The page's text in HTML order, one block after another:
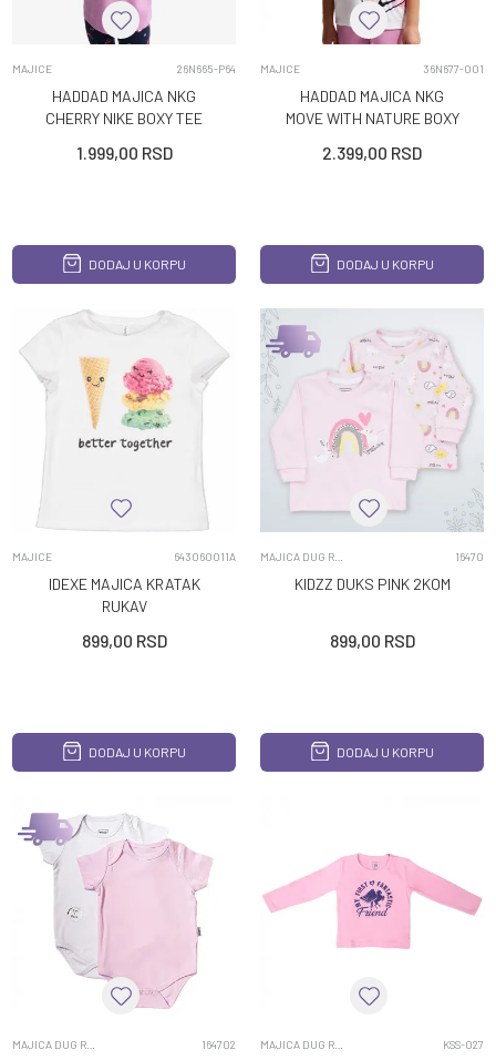
MAJICE 26N665-P64
HADDAD MAJICA NKG
CHERRY NIKE BOXY TEE
1.999,00 RSD
DODAJ U KORPU
MAJICE 36N677-001
HADDAD MAJICA NKG
MOVE WITH NATURE BOXY
2.399,00 RSD
DODAJ U KORPU
MAJICE 643060011A
IDEXE MAJICA KRATAK
RUKAV
899,00 RSD
DODAJ U KORPU
16470
KIDZZ DUKS PINK 2KOM
899,00 RSD
DODAJ U KORPU
164702 KSS-027